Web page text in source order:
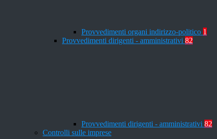
Provvedimenti organi indirizzo-politico 1
Provvedimenti dirigenti - amministrativi 82
Provvedimenti dirigenti - amministrativi 82
Controlli sulle imprese